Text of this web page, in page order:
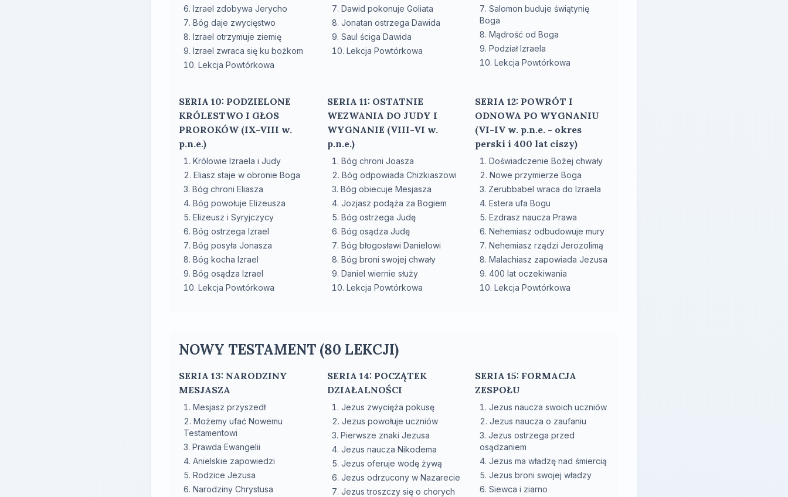
Izrael zdobywa Jerycho
Bóg daje zwycięstwo
Izrael otrzymuje ziemię
Izrael zwraca się ku bożkom
Lekcja Powtórkowa
Dawid pokonuje Goliata
Jonatan ostrzega Dawida
Saul ściga Dawida
Lekcja Powtórkowa
Salomon buduje świątynię
Boga
Mądrość od Boga
Podział Izraela
Lekcja Powtórkowa
SERIA 10: PODZIELONE
KRÓLESTWO I GŁOS
PROROKÓW (IX-VIII w.
p.n.e.)
Królowie Izraela i Judy
Eliasz staje w obronie Boga
Bóg chroni Eliasza
Bóg powołuje Elizeusza
Elizeusz i Syryjczycy
Bóg ostrzega Izrael
Bóg posyła Jonasza
Bóg kocha Izrael
Bóg osądza Izrael
Lekcja Powtórkowa
SERIA 11: OSTATNIE
WEZWANIA DO JUDY I
WYGNANIE (VIII-VI w.
p.n.e.)
Bóg chroni Joasza
Bóg odpowiada Chizkiaszowi
Bóg obiecuje Mesjasza
Jozjasz podąża za Bogiem
Bóg ostrzega Judę
Bóg osądza Judę
Bóg błogosławi Danielowi
Bóg broni swojej chwały
Daniel wiernie służy
Lekcja Powtórkowa
SERIA 12: POWRÓT I
ODNOWA PO WYGNANIU
(VI-IV w. p.n.e. - okres
perski i 400 lat ciszy)
Doświadczenie Bożej chwały
Nowe przymierze Boga
Zerubbabel wraca do Izraela
Estera ufa Bogu
Ezdrasz naucza Prawa
Nehemiasz odbudowuje mury
Nehemiasz rządzi Jerozolimą
Malachiasz zapowiada Jezusa
400 lat oczekiwania
Lekcja Powtórkowa
NOWY TESTAMENT (80 LEKCJI)
SERIA 13: NARODZINY
MESJASZA
Mesjasz przyszedł
Możemy ufać Nowemu
Testamentowi
Prawda Ewangelii
Anielskie zapowiedzi
Rodzice Jezusa
Narodziny Chrystusa
SERIA 14: POCZĄTEK
DZIAŁALNOŚCI
Jezus zwycięża pokusę
Jezus powołuje uczniów
Pierwsze znaki Jezusa
Jezus naucza Nikodema
Jezus oferuje wodę żywą
Jezus odrzucony w Nazarecie
Jezus troszczy się o chorych
SERIA 15: FORMACJA
ZESPOŁU
Jezus naucza swoich uczniów
Jezus naucza o zaufaniu
Jezus ostrzega przed
osądzaniem
Jezus ma władzę nad śmiercią
Jezus broni swojej władzy
Siewca i ziarno